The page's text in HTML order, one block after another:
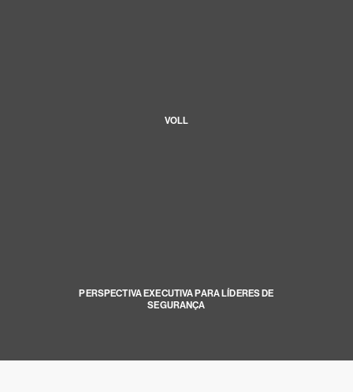
VOLL
PERSPECTIVA EXECUTIVA PARA LÍDERES DE
SEGURANÇA